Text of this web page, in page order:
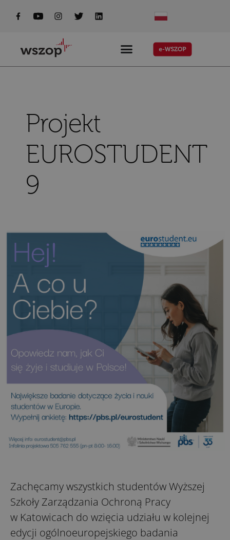
treści
Projekt
EUROSTUDENT
9
Zachęcamy wszystkich studentów Wyższej
Szkoły Zarządzania Ochroną Pracy
w Katowicach do wzięcia udziału w kolejnej
edycji ogólnoeuropejskiego badania